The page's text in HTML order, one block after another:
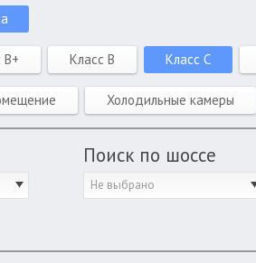
B+ Класс B Класс C
Холодильные камеры
Поиск по шоссе
Не выбрано